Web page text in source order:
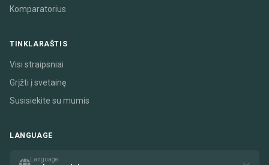
Komparatorius
TINKLARAŠTIS
Visi straipsniai
Grįžti į svetainę
Susisiekite su mumis
LANGUAGE
Language